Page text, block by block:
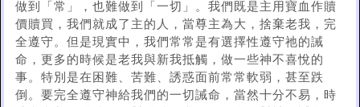
做到「常」，也難做到「一切」。我們既是主用寶血作贖
價贖買，我們就成了主的人，當尊主為大，捨棄老我，完
全遵守。但是現實中，我們常常是有選擇性遵守祂的誡
命，更多的時候是老我與新我抵觸，做一些神不喜悅的
事。特別是在困難、苦難、誘惑面前常常軟弱，甚至跌
倒。要完全遵守神給我們的一切誡命，當然十分不易，時